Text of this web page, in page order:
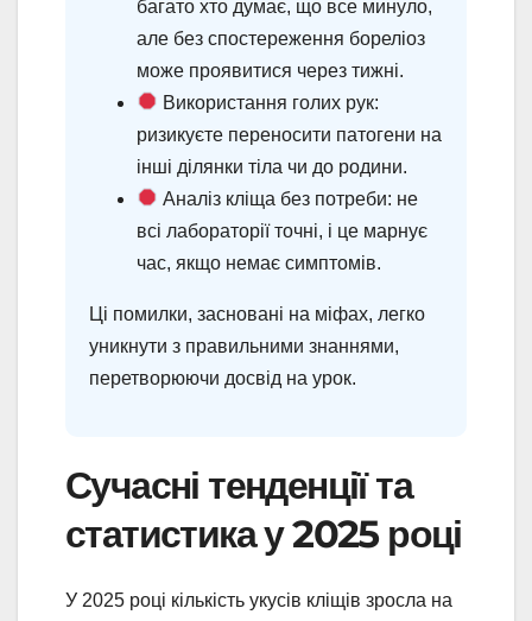
багато хто думає, що все минуло,
але без спостереження бореліоз
може проявитися через тижні.
Використання голих рук:
ризикуєте переносити патогени на
інші ділянки тіла чи до родини.
Аналіз кліща без потреби: не
всі лабораторії точні, і це марнує
час, якщо немає симптомів.
Ці помилки, засновані на міфах, легко
уникнути з правильними знаннями,
перетворюючи досвід на урок.
Сучасні тенденції та
статистика у 2025 році
У 2025 році кількість укусів кліщів зросла на